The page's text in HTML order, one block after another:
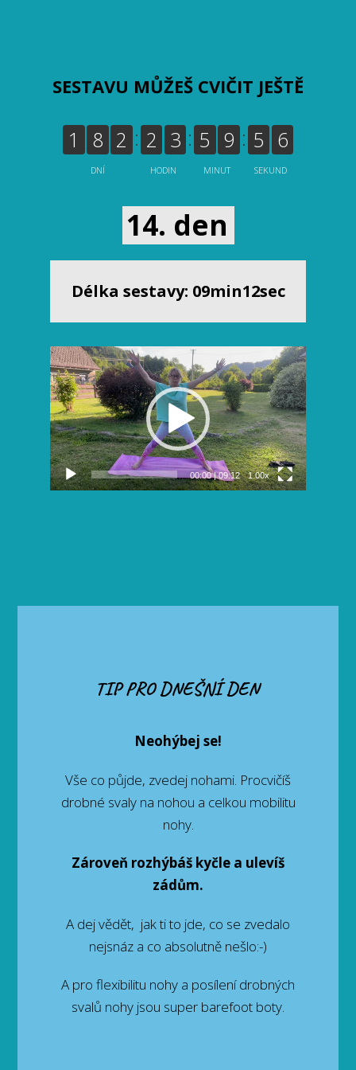
SESTAVU MŮŽEŠ CVIČIT JEŠTĚ
1 8 2
DNÍ
2 3
HODIN
5 9
MINUT
5
6
SEKUND
14. den
Délka sestavy: 09min12sec
Video
přehrávač
00:00|09:12 1.00x
TIP PRO DNEŠNÍ DEN
Neohýbej se!
Vše co půjde, zvedej nohami. Procvičíš
drobné svaly na nohou a celkou mobilitu
nohy.
Zároveň rozhýbáš kyčle a ulevíš
zádům.
A dej vědět, jak ti to jde, co se zvedalo
nejsnáz a co absolutně nešlo:-)
A pro flexibilitu nohy a posílení drobných
svalů nohy jsou super barefoot boty.